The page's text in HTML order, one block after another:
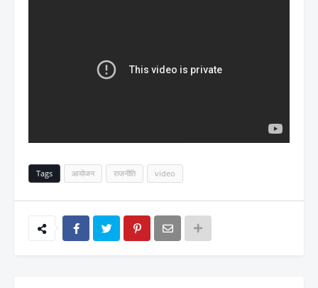
Tags आयोजन राजनीति video